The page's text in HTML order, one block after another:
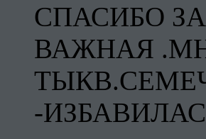
СПАСИБО
ВАЖНАЯ
-